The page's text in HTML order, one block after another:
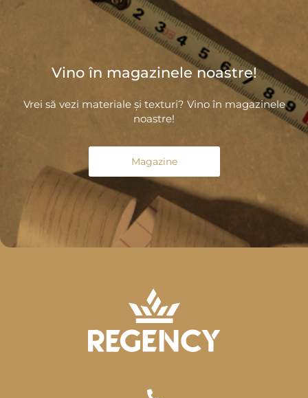
Vino în magazinele noastre!
Vrei să vezi materiale și texturi? Vino în magazinele
noastre!
Magazine